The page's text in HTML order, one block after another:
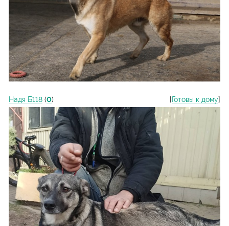
Надя Б118 (0) [Готовы к дому]